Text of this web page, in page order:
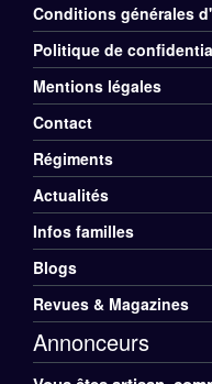
Menu
Rubriques
Pied
de
page
Conditions générales
Politique de
Mentions légales
Contact
Menu
Divers
Pied
de
page
Régiments
Actualités
Infos familles
Blogs
Revues & Magazines
Annonceurs